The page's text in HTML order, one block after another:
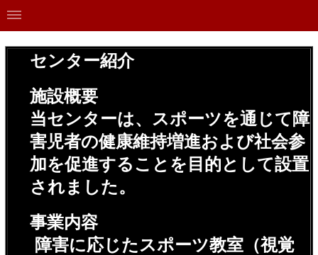
センター紹介
施設概要
当センターは、スポーツを通じて障
害児者の健康維持増進および社会参
加を促進することを目的として設置
されました。
事業内容
障害に応じたスポーツ教室（視覚